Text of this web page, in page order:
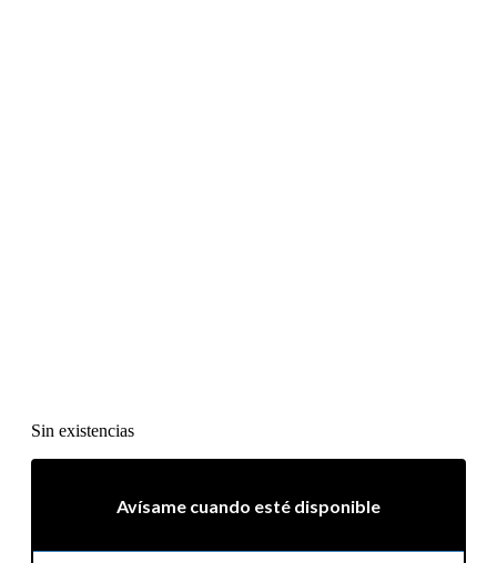
Sin existencias
Avísame cuando esté disponible